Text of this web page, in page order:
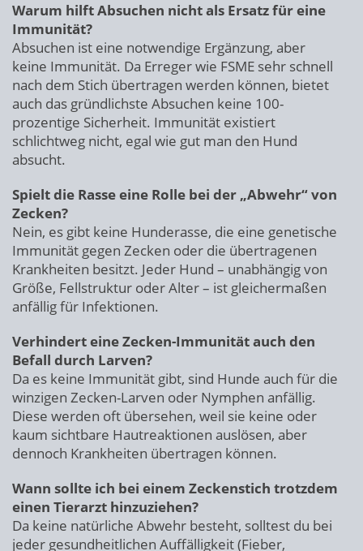
Warum hilft Absuchen nicht als Ersatz für eine
Immunität?
Absuchen ist eine notwendige Ergänzung, aber
keine Immunität. Da Erreger wie FSME sehr schnell
nach dem Stich übertragen werden können, bietet
auch das gründlichste Absuchen keine 100-
prozentige Sicherheit. Immunität existiert
schlichtweg nicht, egal wie gut man den Hund
absucht.
Spielt die Rasse eine Rolle bei der „Abwehr“ von
Zecken?
Nein, es gibt keine Hunderasse, die eine genetische
Immunität gegen Zecken oder die übertragenen
Krankheiten besitzt. Jeder Hund – unabhängig von
Größe, Fellstruktur oder Alter – ist gleichermaßen
anfällig für Infektionen.
Verhindert eine Zecken-Immunität auch den
Befall durch Larven?
Da es keine Immunität gibt, sind Hunde auch für die
winzigen Zecken-Larven oder Nymphen anfällig.
Diese werden oft übersehen, weil sie keine oder
kaum sichtbare Hautreaktionen auslösen, aber
dennoch Krankheiten übertragen können.
Wann sollte ich bei einem Zeckenstich trotzdem
einen Tierarzt hinzuziehen?
Da keine natürliche Abwehr besteht, solltest du bei
jeder gesundheitlichen Auffälligkeit (Fieber,